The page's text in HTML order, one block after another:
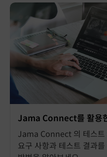
Jama Connect를 활용
Jama Connect 의 테스트
요구 사항과 테스트 결과